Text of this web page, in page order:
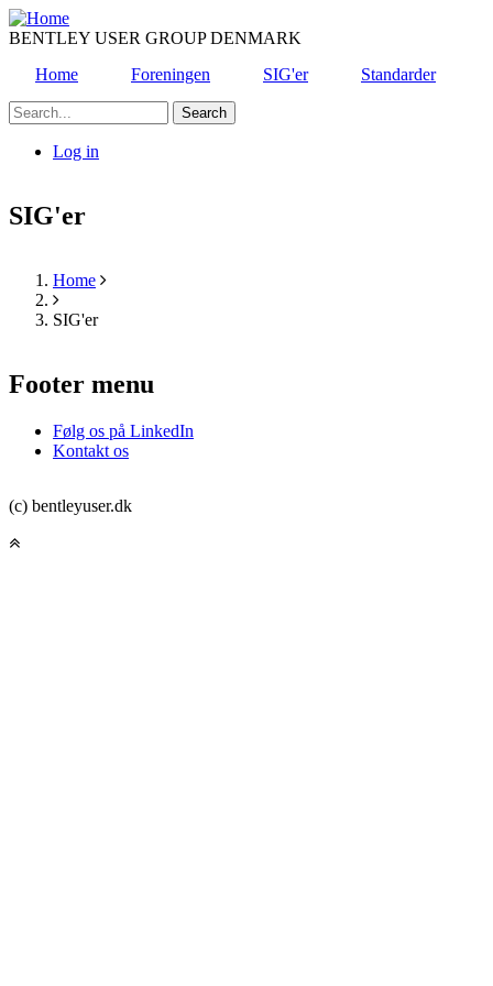
Skip
to
content
BENTLEY USER GROUP DENMARK
Home
Foreningen SIG'er
Standarder
Search
account
Log in
SIG'er
Breadcrumb
Home
SIG'er
Footer menu
Følg os på LinkedIn
Kontakt os
(c) bentleyuser.dk